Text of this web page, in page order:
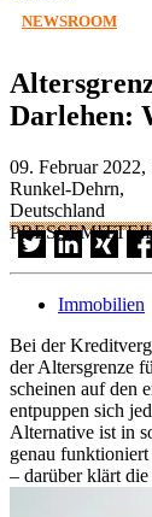
NEWSROOM
Darlehen:
09. Februar 2022,
Runkel-Dehrn,
Deutschland
Immobilien
Bei der
der Altersgrenze
scheinen auf den
entpuppen sich
Alternative ist in
genau
– darüber klärt